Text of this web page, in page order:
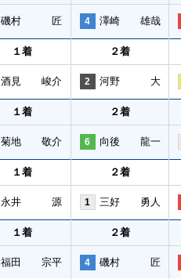
磯村 匠 4 澤崎 雄哉
１着 ２着
酒見 峻介 2 河野 大
１着 ２着
菊地 敬介 6 向後 龍一
１着 ２着
永井 源 1 三好 勇人
１着 ２着
福田 宗平 4 磯村 匠